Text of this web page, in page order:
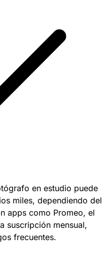
en estudio puede
miles, dependiendo del
apps como Promeo, el
suscripción mensual,
frecuentes.